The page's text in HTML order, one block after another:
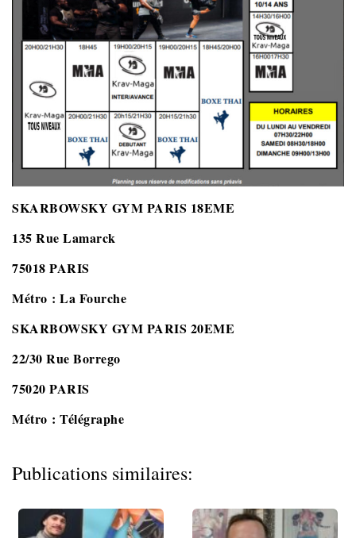
SKARBOWSKY GYM PARIS 18EME
135 Rue Lamarck
75018 PARIS
Métro : La Fourche
SKARBOWSKY GYM PARIS 20EME
22/30 Rue Borrego
75020 PARIS
Métro : Télégraphe
Publications similaires: